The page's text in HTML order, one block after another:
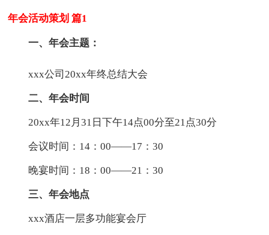
年会活动策划 篇1
一、年会主题：
xxx公司20xx年终总结大会
二、年会时间
20xx年12月31日下午14点00分至21点30分
会议时间：14：00——17：30
晚宴时间：18：00——21：30
三、年会地点
xxx酒店一层多功能宴会厅